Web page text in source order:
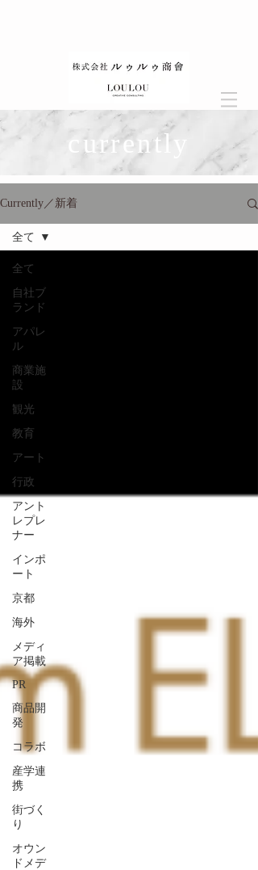
currently
Currently／新着
全て
自社ブ
ランド
アパレ
ル
商業施
設
観光
教育
アート
行政
アント
レプレ
ナー
インポ
ート
京都
海外
メディ
ア掲載
PR
商品開
発
コラボ
産学連
携
街づく
り
オウン
ドメデ
全て